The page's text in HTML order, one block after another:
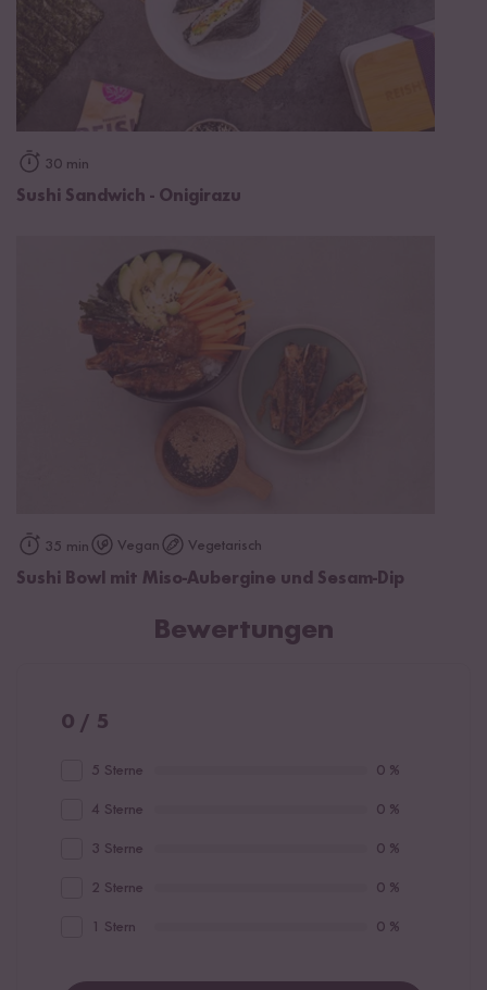
30 min
Sushi Sandwich - Onigirazu
35 min Vegan Vegetarisch
Sushi Bowl mit Miso-Aubergine und Sesam-Dip
Bewertungen
0 / 5
5 Sterne 0 %
4 Sterne 0 %
3 Sterne 0 %
2 Sterne 0 %
1 Stern 0 %